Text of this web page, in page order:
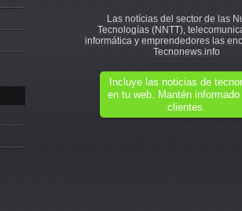
Las notícias del sector de las
Tecnologías (NNTT),
informática y emprendedores las
Tecnonews.info
Incluye las noticias de
en tu web. Mantén
clientes.